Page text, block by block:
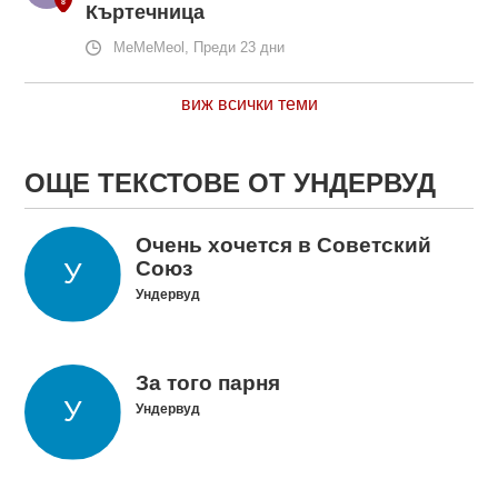
Къртечница
MeMeMeol, Преди 23 дни
виж всички теми
ОЩЕ ТЕКСТОВЕ ОТ УНДЕРВУД
Очень хочется в Советский
Союз
Ундервуд
За того парня
Ундервуд